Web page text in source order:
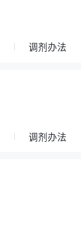
调剂办法
调剂办法